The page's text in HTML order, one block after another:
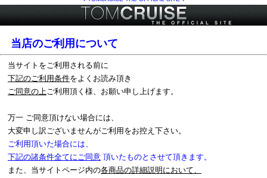
当店のご利用について
当サイトをご利用される前に
下記のご利用条件をよくお読み頂き
ご同意の上ご利用頂く様、お願い申し上げます。
万一 ご同意頂けない場合には、
大変申し訳ございませんがご利用をお控え下さい。
ご利用頂いた場合には、
下記の諸条件全てにご同意 頂いたものとさせて頂きます。
また、当サイトページ内の各商品の詳細説明において、